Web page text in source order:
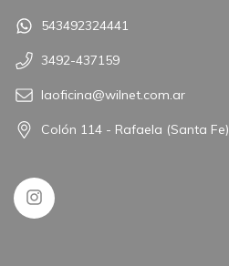
543492324441
3492-437159
laoficina@wilnet.com.ar
Colón 114 - Rafaela (Santa Fe)